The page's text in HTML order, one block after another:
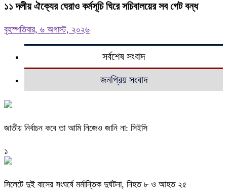
‎১১ দলীয় ঐক্যের ঘেরাও কর্মসূচি ঘিরে সচিবালয়ের সব গেট বন্ধ
বৃহস্পতিবার, ৬ অগাস্ট, ২০২৬
সর্বশেষ সংবাদ
জনপ্রিয় সংবাদ
জাতীয় নির্বাচন কবে তা আমি নিজেও জানি না: সিইসি
১
সিলেটে দুই বাসের সংঘর্ষে মর্মান্তিক দুর্ঘটনা, নিহত ৮ ও আহত ২৫